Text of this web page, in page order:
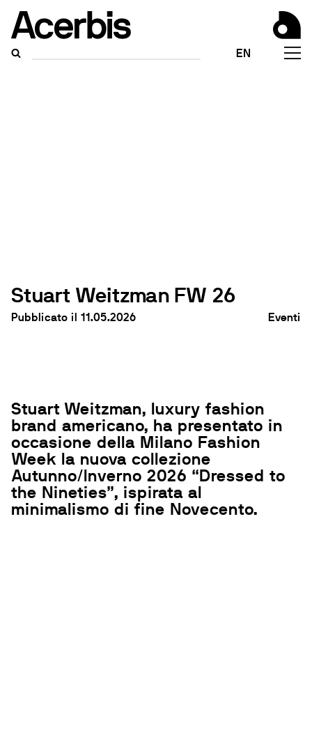
EN
Stuart Weitzman FW 26
Pubblicato il 11.05.2026 Eventi
Stuart Weitzman, luxury fashion
brand americano, ha presentato in
occasione della Milano Fashion
Week la nuova collezione
Autunno/Inverno 2026 “Dressed to
the Nineties”, ispirata al
minimalismo di fine Novecento.